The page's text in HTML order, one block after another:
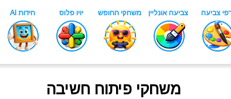
משחקי פיתוח חשיבה